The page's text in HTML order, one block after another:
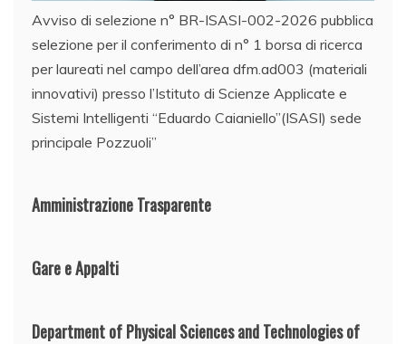
Avviso di selezione n° BR-ISASI-002-2026 pubblica
selezione per il conferimento di n° 1 borsa di ricerca
per laureati nel campo dell’area dfm.ad003 (materiali
innovativi) presso l’Istituto di Scienze Applicate e
Sistemi Intelligenti “Eduardo Caianiello”(ISASI) sede
principale Pozzuoli”
Amministrazione Trasparente
Gare e Appalti
Department of Physical Sciences and Technologies of